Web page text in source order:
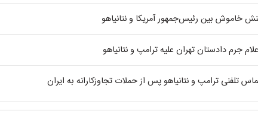
خاموش بین رئیس‌جمهور آمریکا و نتانیاهو
جرم دادستان تهران علیه ترامپ و نتانیاهو
تلفنی ترامپ و نتانیاهو پس از حملات تجاوزکارانه به ایران